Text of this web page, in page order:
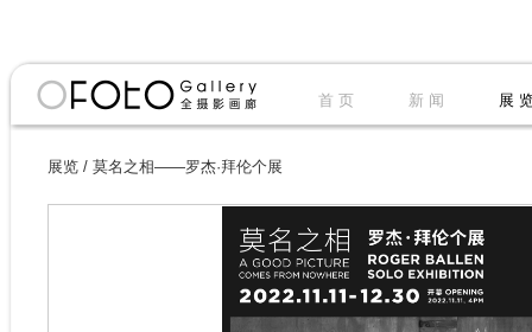
首 页 新 闻 展
展览 / 莫名之相——罗杰·拜伦个展